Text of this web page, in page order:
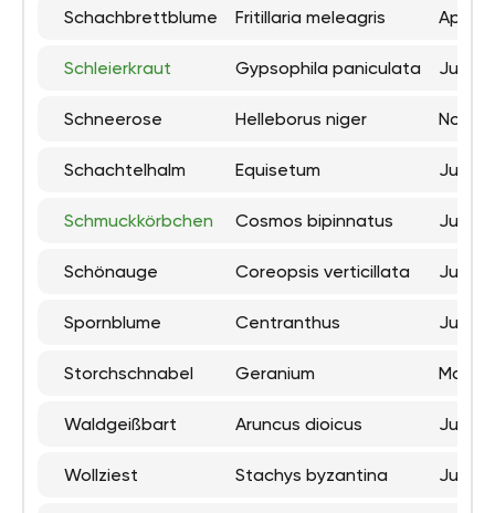
Schachbrettblume Fritillaria meleagris April
Schleierkraut Gypsophila paniculata Juni
Schneerose Helleborus niger
Schachtelhalm Equisetum Juni
Schmuckkörbchen Cosmos bipinnatus Juli
Schönauge Coreopsis verticillata Juni
Spornblume Centranthus Juni
Storchschnabel Geranium Mai
Waldgeißbart Aruncus dioicus Juni
Wollziest Stachys byzantina Juli